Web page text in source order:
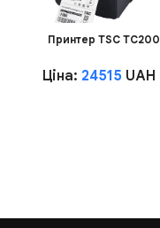
Принтер TSC TC200
Ціна: 24515 UAH